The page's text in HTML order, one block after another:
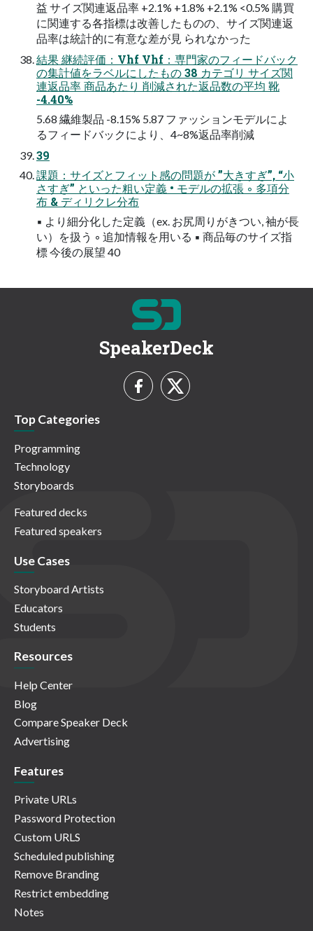
益 サイズ関連返品率 +2.1% +1.8% +2.1% <0.5% 購買
に関連する各指標は改善したものの、サイズ関連返
品率は統計的に有意な差が見 られなかった
結果 継続評価：Vhf Vhf：専門家のフィードバック
の集計値をラベルにしたもの 38 カテゴリ サイズ関
連返品率 商品あたり 削減された返品数の平均 靴
-4.40%
5.68 繊維製品 -8.15% 5.87 ファッションモデルによ
るフィードバックにより、4~8%返品率削減
39
課題：サイズとフィット感の問題が ”大きすぎ”, “小
さすぎ” といった粗い定義 • モデルの拡張 ◦ 多項分
布 & ディリクレ分布
▪ より細分化した定義（ex. お尻周りがきつい, 袖が長
い）を扱う ◦ 追加情報を用いる ▪ 商品毎のサイズ指
標 今後の展望 40
SpeakerDeck
Top Categories
Programming
Technology
Storyboards
Featured decks
Featured speakers
Use Cases
Storyboard Artists
Educators
Students
Resources
Help Center
Blog
Compare Speaker Deck
Advertising
Features
Private URLs
Password Protection
Custom URLS
Scheduled publishing
Remove Branding
Restrict embedding
Notes